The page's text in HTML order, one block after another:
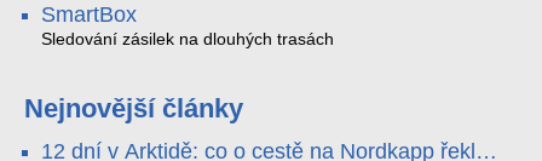
SmartBox
Sledování zásilek na dlouhých trasách
Nejnovější články
12 dní v Arktidě: co o cestě na Nordkapp řekla